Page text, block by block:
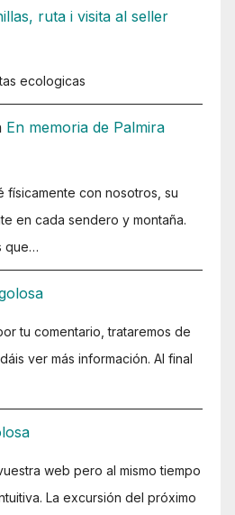
ruta i visita al seller
ecologicas
En memoria de Palmira
físicamente con nosotros, su
en cada sendero y montaña.
que…
tu comentario, trataremos de
ver más información. Al final
web pero al mismo tiempo
La excursión del próximo